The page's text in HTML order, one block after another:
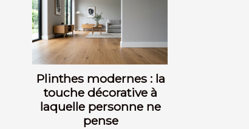
Plinthes modernes : la
touche décorative à
laquelle personne ne
pense